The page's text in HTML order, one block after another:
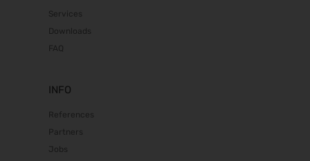
Services
Downloads
FAQ
INFO
References
Partners
Jobs